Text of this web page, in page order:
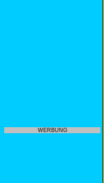
WERBUNG